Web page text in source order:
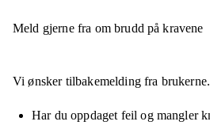
Meld gjerne fra om brudd på kravene
Vi ønsker tilbakemelding fra brukerne.
Har du oppdaget feil og mangler